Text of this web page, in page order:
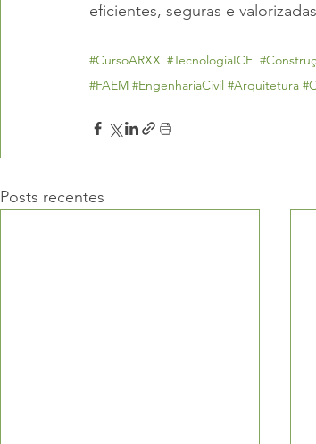
eficientes, seguras e
#CursoARXX #TecnologiaICF
#FAEM #EngenhariaCivil #Arquitetura
Posts recentes